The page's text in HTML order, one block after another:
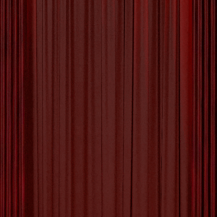
COMMENTS
Betoverende
Openluchtvoorstellingen:
Theatermagie in de
Buitenlucht
Openluchtvoorstellingen: De
Magie van Theater in de
Buitenlucht
Er is iets betoverends aan theater dat plaatsvindt in de
open lucht. De combinatie van de natuurlijke omgeving
en live optredens creëert een unieke ervaring die
zowel acteurs als publiek in vervoering brengt. Of het
nu gaat om een klassiek toneelstuk, een muzikaal
optreden of een dansvoorstelling,
openluchtvoorstellingen hebben een speciale charme